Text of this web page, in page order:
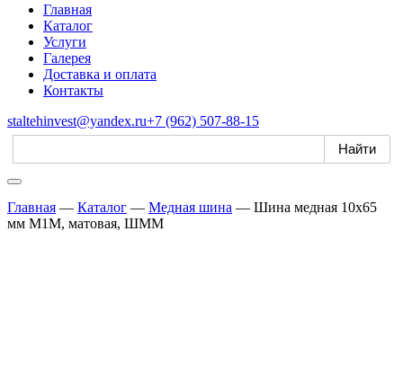
Главная
Каталог
Услуги
Галерея
Доставка и оплата
Контакты
staltehinvest@yandex.ru+7 (962) 507-88-15
Главная — Каталог — Медная шина — Шина медная 10х65
мм М1М, матовая, ШММ